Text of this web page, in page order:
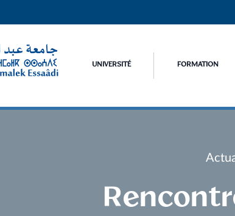
UNIVERSITÉ FORMATION